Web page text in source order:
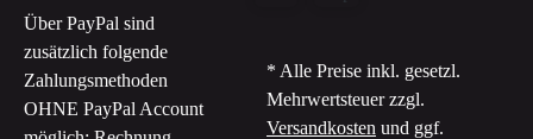
Über PayPal sind
zusätzlich folgende
Zahlungsmethoden
OHNE PayPal Account
* Alle Preise inkl. gesetzl.
Mehrwertsteuer zzgl.
Versandkosten und ggf.